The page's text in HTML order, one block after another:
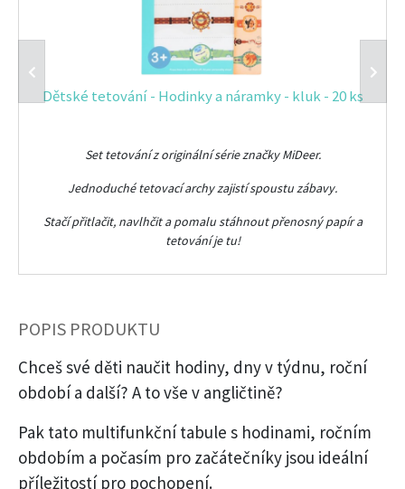
Dětské tetování - Hodinky a náramky - kluk - 20 ks
Set tetování z originální série značky MiDeer.
Jednoduché tetovací archy zajistí spoustu zábavy.
Stačí přitlačit, navlhčit a pomalu stáhnout přenosný papír a
tetování je tu!
POPIS PRODUKTU
Chceš své děti naučit hodiny, dny v týdnu, roční
období a další? A to vše v angličtině?
Pak tato multifunkční tabule s hodinami, ročním
obdobím a počasím pro začátečníky jsou ideální
příležitostí pro pochopení.